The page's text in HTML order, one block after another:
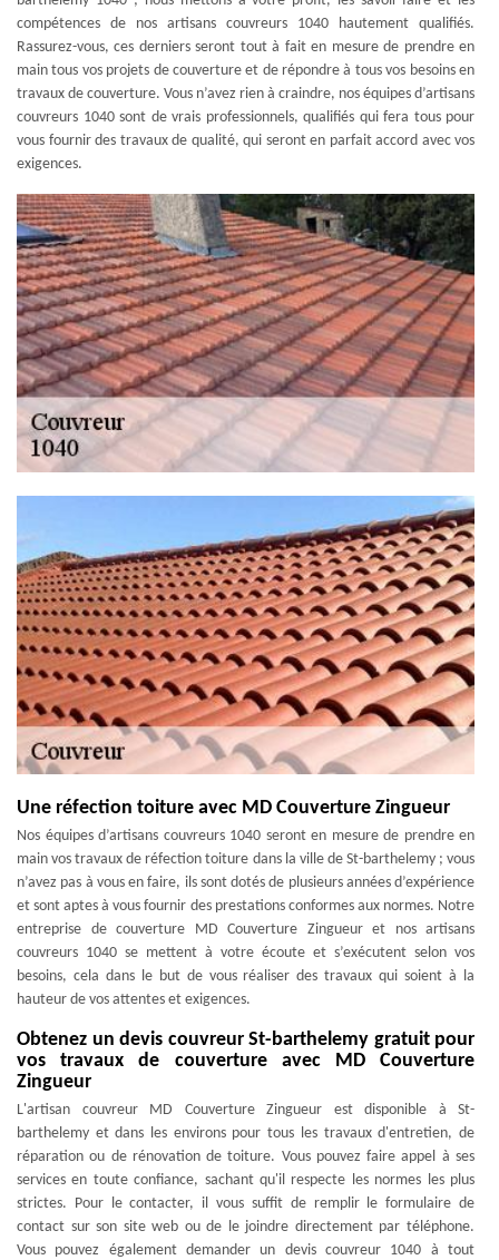
compétences de nos artisans couvreurs 1040 hautement qualifiés.
Rassurez-vous, ces derniers seront tout à fait en mesure de prendre en
main tous vos projets de couverture et de répondre à tous vos besoins en
travaux de couverture. Vous n’avez rien à craindre, nos équipes d’artisans
couvreurs 1040 sont de vrais professionnels, qualifiés qui fera tous pour
vous fournir des travaux de qualité, qui seront en parfait accord avec vos
exigences.
Une réfection toiture avec MD Couverture Zingueur
Nos équipes d’artisans couvreurs 1040 seront en mesure de prendre en
main vos travaux de réfection toiture dans la ville de St-barthelemy ; vous
n’avez pas à vous en faire, ils sont dotés de plusieurs années d’expérience
et sont aptes à vous fournir des prestations conformes aux normes. Notre
entreprise de couverture MD Couverture Zingueur et nos artisans
couvreurs 1040 se mettent à votre écoute et s’exécutent selon vos
besoins, cela dans le but de vous réaliser des travaux qui soient à la
hauteur de vos attentes et exigences.
Obtenez un devis couvreur St-barthelemy gratuit pour
vos travaux de couverture avec MD Couverture
Zingueur
L'artisan couvreur MD Couverture Zingueur est disponible à St-
barthelemy et dans les environs pour tous les travaux d'entretien, de
réparation ou de rénovation de toiture. Vous pouvez faire appel à ses
services en toute confiance, sachant qu'il respecte les normes les plus
strictes. Pour le contacter, il vous suffit de remplir le formulaire de
contact sur son site web ou de le joindre directement par téléphone.
Vous pouvez également demander un devis couvreur 1040 à tout